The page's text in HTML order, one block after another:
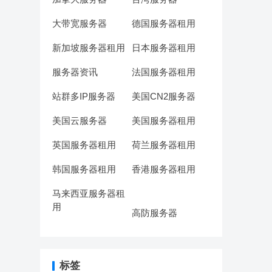
大带宽服务器 德国服务器租用
新加坡服务器租用 日本服务器租用
服务器资讯 法国服务器租用
站群多IP服务器 美国CN2服务器
美国云服务器 美国服务器租用
英国服务器租用 荷兰服务器租用
韩国服务器租用 香港服务器租用
马来西亚服务器租
用
高防服务器
标签